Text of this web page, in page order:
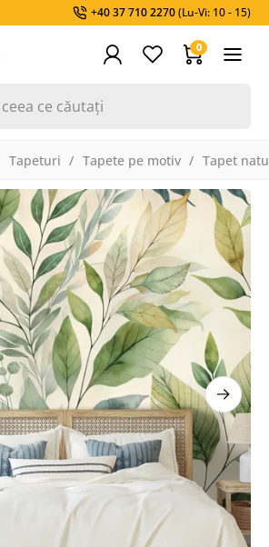
+40 37 710 2270(Lu-Vi: 10 - 15)
0
Tapeturi Tapete pe motiv Tapet